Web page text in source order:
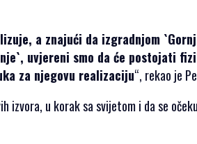
a znajući da izgradnjom
uvjereni smo da će postojati
za njegovu realizaciju“, rekao je
izvora, u korak sa svijetom i da se